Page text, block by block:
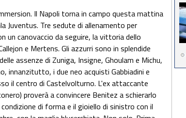
Il Napoli torna in campo questa mattina
Juventus. Tre sedute di allenamento per
canovaccio da seguire, la vittoria dello
e Mertens. Gli azzurri sono in splendide
assenze di Zuniga, Insigne, Ghoulam e Michu,
innanzitutto, i due neo acquisti Gabbiadini e
il centro di Castelvolturno. L'ex attaccante
proverà a convincere Benitez a schierarlo
di forma e il gioiello di sinistro con il